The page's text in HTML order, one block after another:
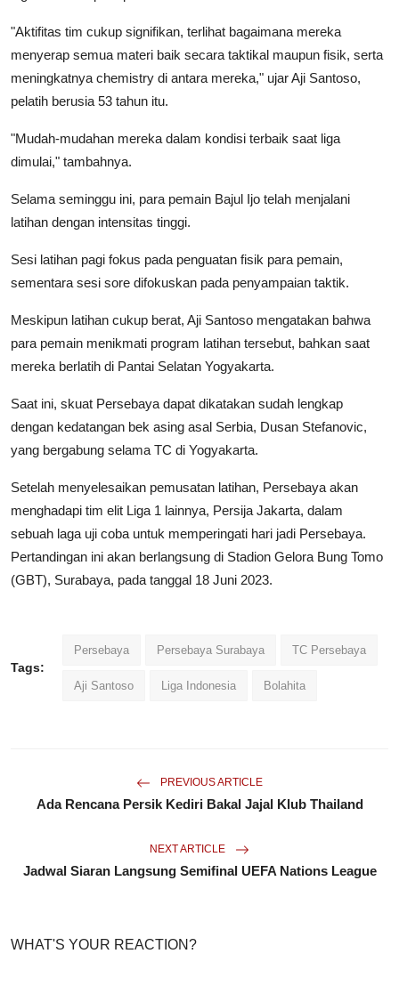
"Aktifitas tim cukup signifikan, terlihat bagaimana mereka
menyerap semua materi baik secara taktikal maupun fisik, serta
meningkatnya chemistry di antara mereka," ujar Aji Santoso,
pelatih berusia 53 tahun itu.
"Mudah-mudahan mereka dalam kondisi terbaik saat liga
dimulai," tambahnya.
Selama seminggu ini, para pemain Bajul Ijo telah menjalani
latihan dengan intensitas tinggi.
Sesi latihan pagi fokus pada penguatan fisik para pemain,
sementara sesi sore difokuskan pada penyampaian taktik.
Meskipun latihan cukup berat, Aji Santoso mengatakan bahwa
para pemain menikmati program latihan tersebut, bahkan saat
mereka berlatih di Pantai Selatan Yogyakarta.
Saat ini, skuat Persebaya dapat dikatakan sudah lengkap
dengan kedatangan bek asing asal Serbia, Dusan Stefanovic,
yang bergabung selama TC di Yogyakarta.
Setelah menyelesaikan pemusatan latihan, Persebaya akan
menghadapi tim elit Liga 1 lainnya, Persija Jakarta, dalam
sebuah laga uji coba untuk memperingati hari jadi Persebaya.
Pertandingan ini akan berlangsung di Stadion Gelora Bung Tomo
(GBT), Surabaya, pada tanggal 18 Juni 2023.
Tags:
Persebaya Persebaya Surabaya TC Persebaya
Aji Santoso Liga Indonesia Bolahita
PREVIOUS ARTICLE
Ada Rencana Persik Kediri Bakal Jajal Klub Thailand
NEXT ARTICLE
Jadwal Siaran Langsung Semifinal UEFA Nations League
WHAT'S YOUR REACTION?